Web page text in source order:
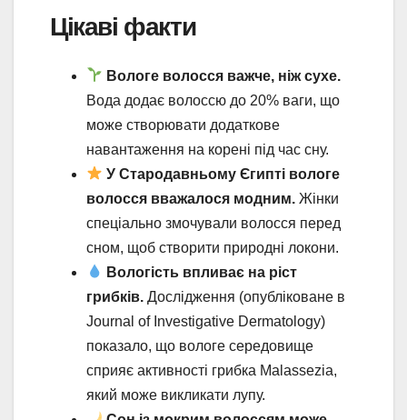
Цікаві факти
Вологе волосся важче, ніж сухе.
Вода додає волоссю до 20% ваги, що
може створювати додаткове
навантаження на корені під час сну.
У Стародавньому Єгипті вологе
волосся вважалося модним. Жінки
спеціально змочували волосся перед
сном, щоб створити природні локони.
Вологість впливає на ріст
грибків. Дослідження (опубліковане в
Journal of Investigative Dermatology)
показало, що вологе середовище
сприяє активності грибка Malassezia,
який може викликати лупу.